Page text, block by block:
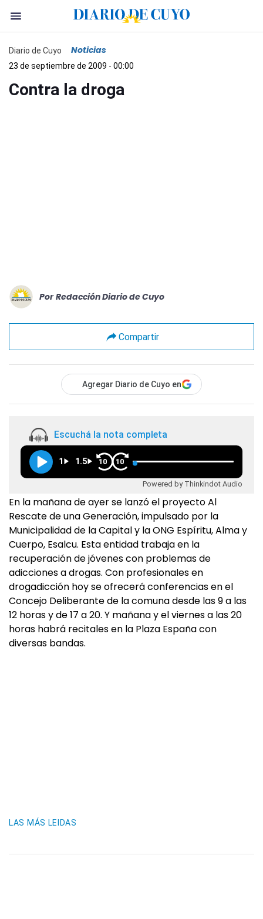
Diario de Cuyo Noticias
23 de septiembre de 2009 - 00:00
Contra la droga
Por Redacción Diario de Cuyo
Compartir
Agregar Diario de Cuyo en
Escuchá la nota completa
1 1.5 10 10
Powered by Thinkindot Audio
En la mañana de ayer se lanzó el proyecto Al
Rescate de una Generación, impulsado por la
Municipalidad de la Capital y la ONG Espíritu, Alma y
Cuerpo, Esalcu. Esta entidad trabaja en la
recuperación de jóvenes con problemas de
adicciones a drogas. Con profesionales en
drogadicción hoy se ofrecerá conferencias en el
Concejo Deliberante de la comuna desde las 9 a las
12 horas y de 17 a 20. Y mañana y el viernes a las 20
horas habrá recitales en la Plaza España con
diversas bandas.
LAS MÁS LEIDAS